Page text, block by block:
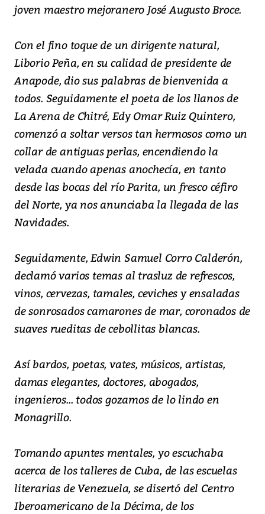
joven maestro mejoranero José Augusto Broce.
Con el fino toque de un dirigente natural,
Liborio Peña, en su calidad de presidente de
Anapode, dio sus palabras de bienvenida a
todos. Seguidamente el poeta de los llanos de
La Arena de Chitré, Edy Omar Ruiz Quintero,
comenzó a soltar versos tan hermosos como un
collar de antiguas perlas, encendiendo la
velada cuando apenas anochecía, en tanto
desde las bocas del río Parita, un fresco céfiro
del Norte, ya nos anunciaba la llegada de las
Navidades.
Seguidamente, Edwin Samuel Corro Calderón,
declamó varios temas al trasluz de refrescos,
vinos, cervezas, tamales, ceviches y ensaladas
de sonrosados camarones de mar, coronados de
suaves rueditas de cebollitas blancas.
Así bardos, poetas, vates, músicos, artistas,
damas elegantes, doctores, abogados,
ingenieros... todos gozamos de lo lindo en
Monagrillo.
Tomando apuntes mentales, yo escuchaba
acerca de los talleres de Cuba, de las escuelas
literarias de Venezuela, se disertó del Centro
Iberoamericano de la Décima, de los